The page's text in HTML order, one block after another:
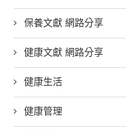
保養文獻 網路分享
健康文獻 網路分享
健康生活
健康管理